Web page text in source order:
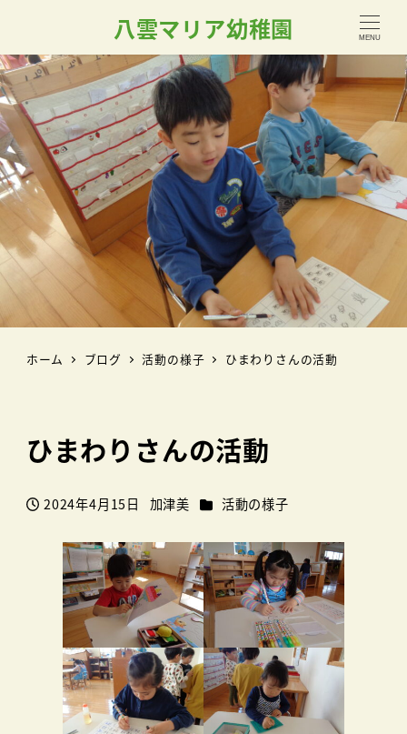
八雲マリア幼稚園 MENU
ホーム ブログ 活動の様子 ひまわりさんの活動
ひまわりさんの活動
投稿日
2024年4月15日
著
加津美 カテゴリー
活動の様子